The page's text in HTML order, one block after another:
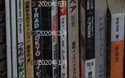
2020年5月
2020年3月
2020年1月